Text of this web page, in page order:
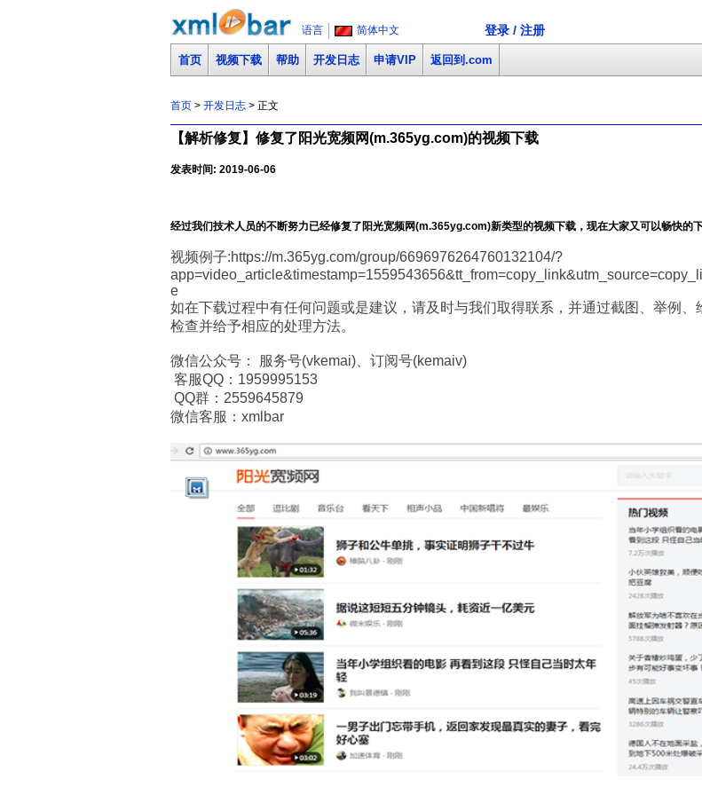
语言 简体中文 登录 / 注册
首页 视频下载 帮助 开发日志 申请VIP 返回到.com
首页 > 开发日志 > 正文
【解析修复】修复了阳光宽频网(m.365yg.com)的视频下载
发表时间: 2019-06-06
经过我们技术人员的不断努力已经修复了阳光宽频网(m.365yg.com)新类型的视频下载，现在大家又可以畅快的
视频例子:https://m.365yg.com/group/6696976264760132104/?
e
如在下载过程中有任何问题或是建议，请及时与我们取得联系，并通过截图、举例
检查并给予相应的处理方法。
微信公众号： 服务号(vkemai)、订阅号(kemaiv)
客服QQ：1959995153
QQ群：2559645879
微信客服：xmlbar